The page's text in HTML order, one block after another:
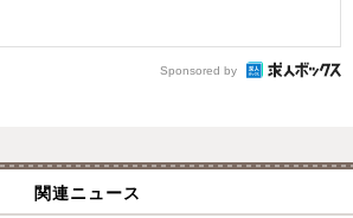
Sponsored by
関連ニュース